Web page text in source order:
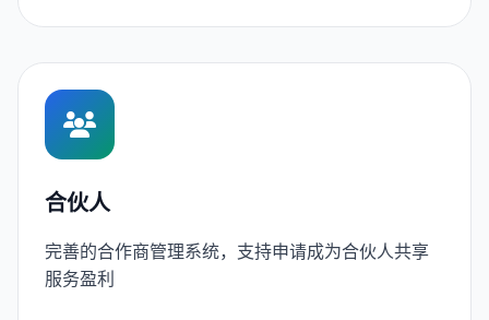
合伙人
完善的合作商管理系统，支持申请成为合伙人共享
服务盈利